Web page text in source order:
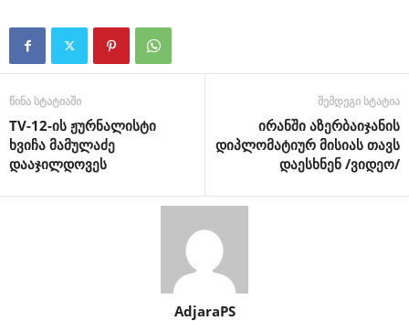
წინა სტატიაში
TV-12-ის ჟურნალისტი
ხვიჩა მამულაძე
დააჯილდოვეს
შემდეგი სტატია
ირანში აზერბაიჯანის
დიპლომატიურ მისიას თავს
დაესხნენ /ვიდეო/
AdjaraPS